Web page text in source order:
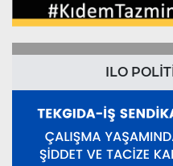
ILO